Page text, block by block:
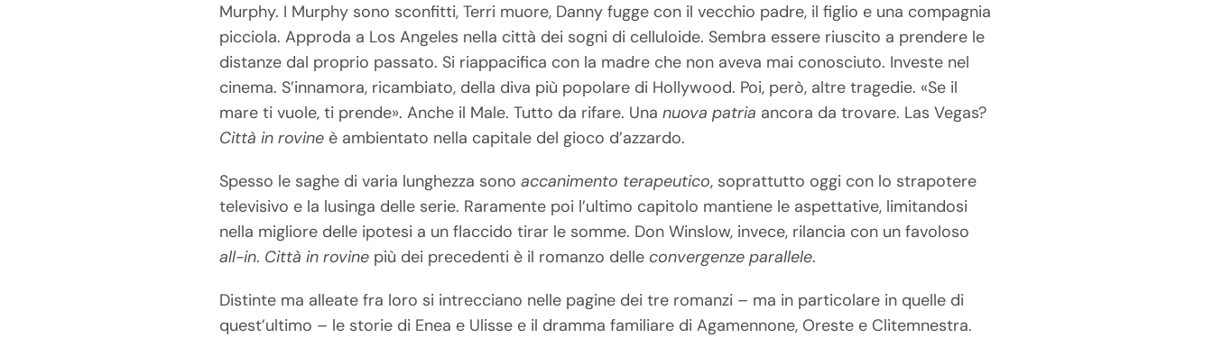
Murphy. I Murphy sono sconfitti, Terri muore, Danny fugge con il vecchio padre, il figlio e una compagnia
picciola. Approda a Los Angeles nella città dei sogni di celluloide. Sembra essere riuscito a prendere le
distanze dal proprio passato. Si riappacifica con la madre che non aveva mai conosciuto. Investe nel
cinema. S’innamora, ricambiato, della diva più popolare di Hollywood. Poi, però, altre tragedie. «Se il
mare ti vuole, ti prende». Anche il Male. Tutto da rifare. Unanuova patria ancora da trovare. Las Vegas?
Città in rovine è ambientato nella capitale del gioco d’azzardo.
Spesso le saghe di varia lunghezza sonoaccanimento terapeutico, soprattutto oggi con lo strapotere
televisivo e la lusinga delle serie. Raramente poi l’ultimo capitolo mantiene le aspettative, limitandosi
nella migliore delle ipotesi a un flaccido tirar le somme. Don Winslow, invece, rilancia con un favoloso
all-in. Città in rovine più dei precedenti è il romanzo delleconvergenze parallele.
Distinte ma alleate fra loro si intrecciano nelle pagine dei tre romanzi – ma in particolare in quelle di
quest’ultimo – le storie di Enea e Ulisse e il dramma familiare di Agamennone, Oreste e Clitemnestra.